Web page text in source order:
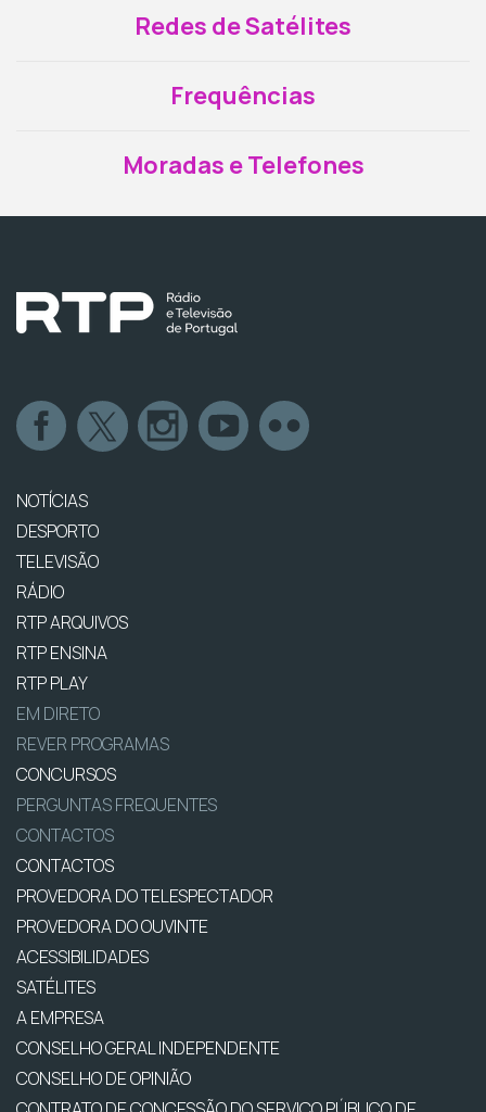
Redes de Satélites
Frequências
Moradas e Telefones
NOTÍCIAS
DESPORTO
TELEVISÃO
RÁDIO
RTP ARQUIVOS
RTP ENSINA
RTP PLAY
EM DIRETO
REVER PROGRAMAS
CONCURSOS
PERGUNTAS FREQUENTES
CONTACTOS
CONTACTOS
PROVEDORA DO TELESPECTADOR
PROVEDORA DO OUVINTE
ACESSIBILIDADES
SATÉLITES
A EMPRESA
CONSELHO GERAL INDEPENDENTE
CONSELHO DE OPINIÃO